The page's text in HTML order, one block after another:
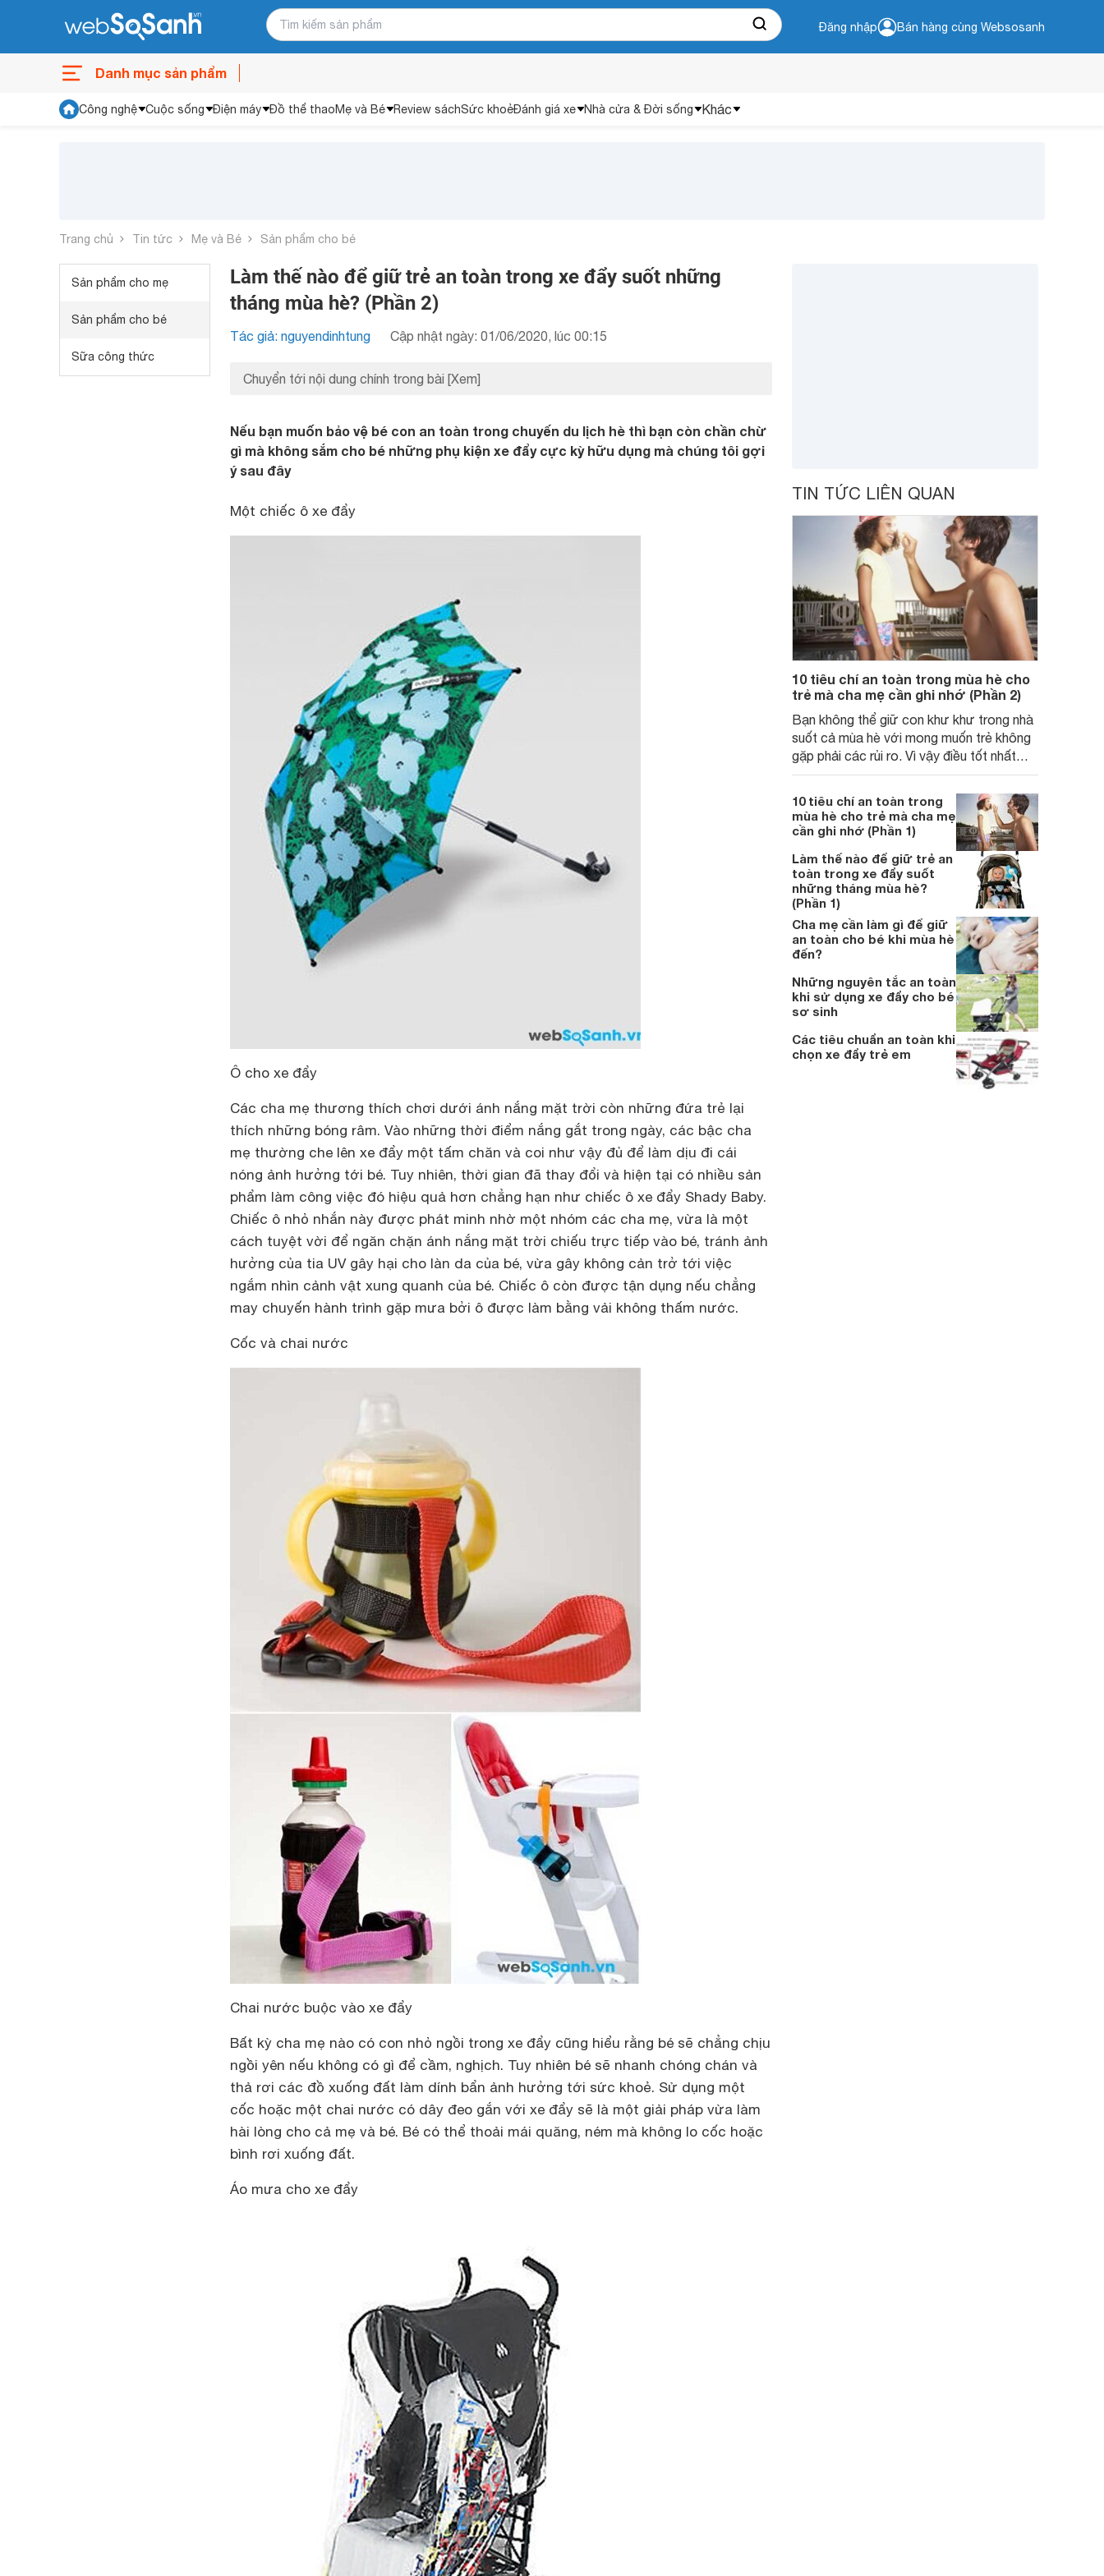
Đăng nhập Bán hàng cùng Websosanh
Danh mục sản phẩm
Công nghệ Cuộc sống Điện máy Đồ thể thaoMẹ và Bé Review sáchSức khoẻĐánh giá xe Nhà cửa & Đời sống Khác
Trang chủ Tin tức Mẹ và Bé Sản phẩm cho bé
Sản phẩm cho mẹ
Sản phẩm cho bé
Sữa công thức
Làm thế nào để giữ trẻ an toàn trong xe đẩy suốt những
tháng mùa hè? (Phần 2)
Tác giả: nguyendinhtung Cập nhật ngày: 01/06/2020, lúc 00:15
Chuyển tới nội dung chính trong bài [Xem]
Nếu bạn muốn bảo vệ bé con an toàn trong chuyến du lịch hè thì bạn còn chần chừ
gì mà không sắm cho bé những phụ kiện xe đẩy cực kỳ hữu dụng mà chúng tôi gợi
ý sau đây
Một chiếc ô xe đẩy
Ô cho xe đẩy
Các cha mẹ thương thích chơi dưới ánh nắng mặt trời còn những đứa trẻ lại
thích những bóng râm. Vào những thời điểm nắng gắt trong ngày, các bậc cha
mẹ thường che lên xe đẩy một tấm chăn và coi như vậy đủ để làm dịu đi cái
nóng ảnh hưởng tới bé. Tuy nhiên, thời gian đã thay đổi và hiện tại có nhiều sản
phẩm làm công việc đó hiệu quả hơn chẳng hạn như chiếc ô xe đẩy Shady Baby.
Chiếc ô nhỏ nhắn này được phát minh nhờ một nhóm các cha mẹ, vừa là một
cách tuyệt vời để ngăn chặn ánh nắng mặt trời chiếu trực tiếp vào bé, tránh ảnh
hưởng của tia UV gây hại cho làn da của bé, vừa gây không cản trở tới việc
ngắm nhìn cảnh vật xung quanh của bé. Chiếc ô còn được tận dụng nếu chẳng
may chuyến hành trình gặp mưa bởi ô được làm bằng vải không thấm nước.
Cốc và chai nước
Chai nước buộc vào xe đẩy
Bất kỳ cha mẹ nào có con nhỏ ngồi trong xe đẩy cũng hiểu rằng bé sẽ chẳng chịu
ngồi yên nếu không có gì để cầm, nghịch. Tuy nhiên bé sẽ nhanh chóng chán và
thả rơi các đồ xuống đất làm dính bẩn ảnh hưởng tới sức khoẻ. Sử dụng một
cốc hoặc một chai nước có dây đeo gắn với xe đẩy sẽ là một giải pháp vừa làm
hài lòng cho cả mẹ và bé. Bé có thể thoải mái quăng, ném mà không lo cốc hoặc
bình rơi xuống đất.
Áo mưa cho xe đẩy
TIN TỨC LIÊN QUAN
10 tiêu chí an toàn trong mùa hè cho
trẻ mà cha mẹ cần ghi nhớ (Phần 2)
Bạn không thể giữ con khư khư trong nhà
suốt cả mùa hè với mong muốn trẻ không
gặp phải các rủi ro. Vì vậy điều tốt nhất
cha mẹ có thể làm là trang bị những kiến
thức tốt nhất cùng trẻ an toàn khi vui chơi
ngoài trời vào mùa hè
10 tiêu chí an toàn trong
mùa hè cho trẻ mà cha mẹ
cần ghi nhớ (Phần 1)
Làm thế nào để giữ trẻ an
toàn trong xe đẩy suốt
những tháng mùa hè?
(Phần 1)
Cha mẹ cần làm gì để giữ
an toàn cho bé khi mùa hè
đến?
Những nguyên tắc an toàn
khi sử dụng xe đẩy cho bé
sơ sinh
Các tiêu chuẩn an toàn khi
chọn xe đẩy trẻ em